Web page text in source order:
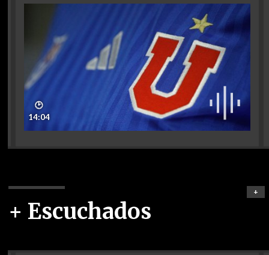
🕑
14:04
+ Escuchados
+